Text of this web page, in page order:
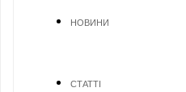
НОВИНИ
СТАТТІ